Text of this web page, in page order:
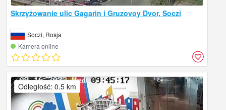
Skrzyżowanie ulic Gagarin i Gruzovoy Dvor, Soczi
Soczi, Rosja
Kamera online
Odległość: 0.5 km